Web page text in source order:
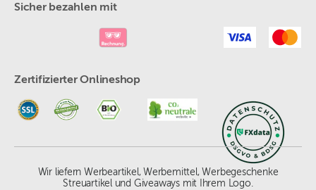
Sicher bezahlen mit
Zertifizierter Onlineshop
Wir liefern Werbeartikel, Werbemittel, Werbegeschenke
Streuartikel und Giveaways mit Ihrem Logo.